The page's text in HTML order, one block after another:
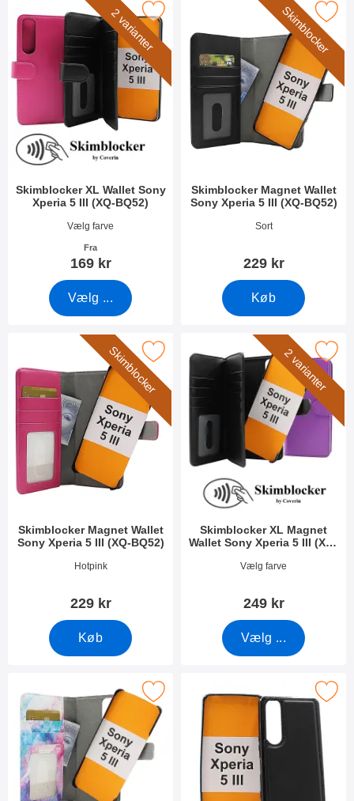
2 varianter
Skimblocker XL Wallet Sony
Xperia 5 III (XQ-BQ52)
Varenr 40760Vælg farve
Fra
169 kr
Vælg ...
XL Wallet Sony Xperia 5 III (XQ-BQ52) som favorit
Skimblocker
Skimblocker Magnet Wallet
Sony Xperia 5 III (XQ-BQ52)
Varenr 40754Sort
229 kr
Køb
Marker skimblocker Magnet Wallet Sony
Skimblocker
Skimblocker Magnet Wallet
Sony Xperia 5 III (XQ-BQ52)
Varenr 40755Hotpink
229 kr
Køb
Magnet Wallet Sony Xperia 5 III (XQ-BQ52) som
2 varianter
Skimblocker XL Magnet
Wallet Sony Xperia 5 III (XQ-
Varenr 40762Vælg farve
249 kr
Vælg ...
Marker skimblocker XL Magnet Wallet
Magnet Designwallet Sony Xperia 5 III (XQ-BQ52) som
Marker magnet Cover Sony Xperia